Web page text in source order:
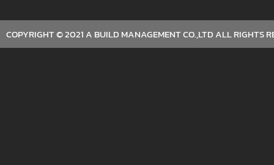
COPYRIGHT © 2021 A BUILD MANAGEMENT CO.,LTD ALL RIGHTS